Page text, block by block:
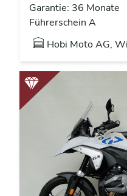
Garantie: 36 Monate
Führerschein A
Hobi Moto AG,